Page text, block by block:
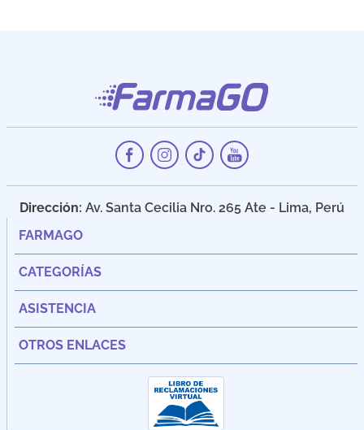
Dirección: Av. Santa Cecilia Nro. 265 Ate - Lima, Perú
FARMAGO
CATEGORÍAS
ASISTENCIA
OTROS ENLACES